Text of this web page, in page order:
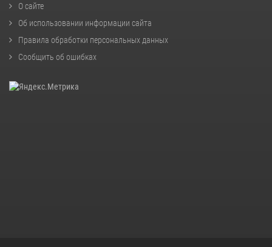
О сайте
Об использовании информации сайта
Правила обработки персональных данных
Сообщить об ошибках